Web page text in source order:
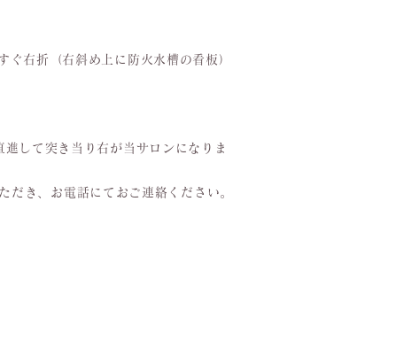
右折（右斜め上に防火水槽の看板）
して突き当り右が当サロンになりま
だき、お電話にておご連絡ください。